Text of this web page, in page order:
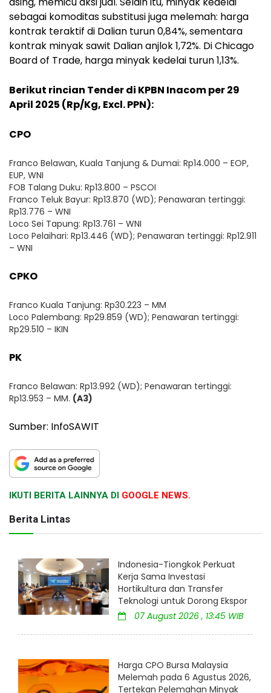
sebagai komoditas substitusi juga melemah: harga
kontrak teraktif di Dalian turun 0,84%, sementara
kontrak minyak sawit Dalian anjlok 1,72%. Di Chicago
Board of Trade, harga minyak kedelai turun 1,13%.
Berikut rincian Tender di KPBN Inacom per 29
April 2025 (Rp/Kg, Excl. PPN):
CPO
Franco Belawan, Kuala Tanjung & Dumai: Rp14.000 – EOP,
EUP, WNI
FOB Talang Duku: Rp13.800 – PSCOI
Franco Teluk Bayur: Rp13.870 (WD); Penawaran tertinggi:
Rp13.776 – WNI
Loco Sei Tapung: Rp13.761 – WNI
Loco Pelaihari: Rp13.446 (WD); Penawaran tertinggi: Rp12.911
– WNI
CPKO
Franco Kuala Tanjung: Rp30.223 – MM
Loco Palembang: Rp29.859 (WD); Penawaran tertinggi:
Rp29.510 – IKIN
PK
Franco Belawan: Rp13.992 (WD); Penawaran tertinggi:
Rp13.953 – MM. (A3)
Sumber: InfoSAWIT
IKUTI BERITA LAINNYA DI GOOGLE NEWS.
Berita Lintas
Indonesia-Tiongkok Perkuat
Kerja Sama Investasi
Hortikultura dan Transfer
Teknologi untuk Dorong Ekspor
07 August 2026 , 13:45 WIB
Harga CPO Bursa Malaysia
Melemah pada 6 Agustus 2026,
Tertekan Pelemahan Minyak